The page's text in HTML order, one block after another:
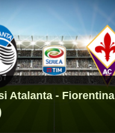
Atalanta - Fiorentina